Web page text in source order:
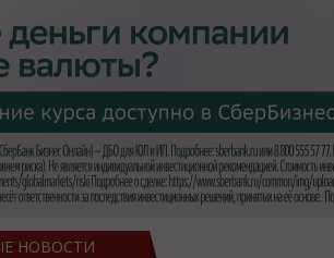
НОВОСТИ